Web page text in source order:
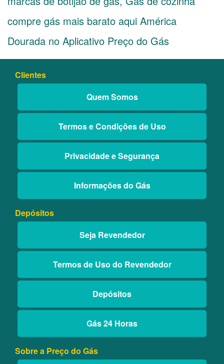
compre gás mais barato aqui América
Dourada no Aplicativo Preço do Gás
Clientes
Quem Somos
Termos e Condições de Uso
Privacidade e Segurança
Informações do Gás
Depósitos
Seja Revendedor
Termos de Uso do Revendedor
Depósitos
Gás 24 Horas
Sobre a Preço do Gás